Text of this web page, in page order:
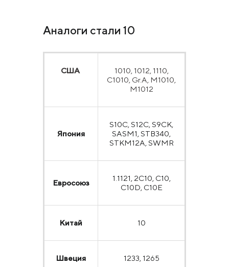
Аналоги стали 10
США
1010, 1012, 1110,
C1010, Gr.A, M1010,
M1012
Япония
S10C, S12C, S9CK,
SASM1, STB340,
STKM12A, SWMR
Евросоюз
1.1121, 2C10, C10,
C10D, C10E
Китай 10
Швеция 1233, 1265